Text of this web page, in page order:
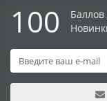
100